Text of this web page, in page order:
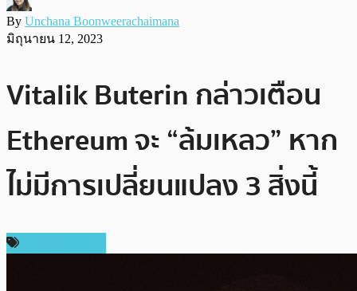
By Unchana Boonweerachaimana
มิถุนายน 12, 2023
Vitalik Buterin กล่าวเตือน
Ethereum จะ “ล้มเหลว” หาก
ไม่มีการเปลี่ยนแปลง 3 สิ่งนี้